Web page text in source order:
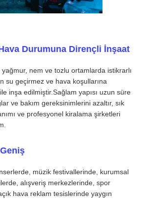
kiralama
Durumuna Dirençli İnşaat
nem ve tozlu ortamlarda istikrarlı
su geçirmez ve hava koşullarına
inşa edilmiştir.Sağlam yapısı uzun süre
ve bakım gereksinimlerini azaltır, sık
ve profesyonel kiralama şirketleri
müzik festivallerinde, kurumsal
alışveriş merkezlerinde, spor
hava reklam tesislerinde yaygın